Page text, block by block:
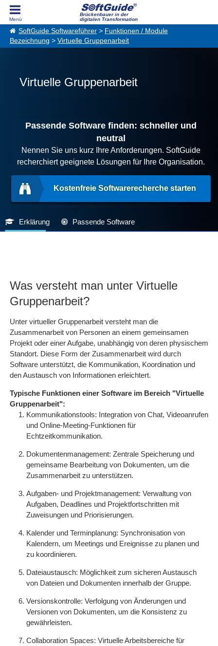
Brückenbauer in der
digitalen Transformation
SoftGuide Softwareführer > Funktionen / Module
Bezeichnung > Virtuelle Gruppenarbeit
Virtuelle Gruppenarbeit
Passende Software finden: schneller und
neutral
Nennen Sie uns kurz Ihre Anforderungen. SoftGuide
recherchiert geeignete Lösungen für Ihre Organisation.
Kostenfreie Softwarerecherche starten
Erklärung Passende Software
Was versteht man unter Virtuelle
Gruppenarbeit?
Unter virtueller Gruppenarbeit versteht man die
Zusammenarbeit von Personen an einem gemeinsamen
Projekt oder einer Aufgabe, unabhängig von deren physischem
Standort. Diese Form der Zusammenarbeit wird durch
Software unterstützt, die Kommunikation, Koordination und
den Austausch von Informationen erleichtert.
Typische Funktionen einer Software im Bereich "Virtuelle
Gruppenarbeit":
Kommunikationstools: Integration von Chat, Videoanrufen
und Online-Meeting-Funktionen für
Echtzeitkommunikation.
Dokumentenmanagement: Zentrale Speicherung und
gemeinsame Bearbeitung von Dokumenten, um die
Zusammenarbeit zu unterstützen.
Aufgaben- und Projektmanagement: Verwaltung von
Aufgaben, Deadlines und Projektfortschritten mit
Zuweisungen und Priorisierungen.
Kalender und Terminplanung: Synchronisation von
Kalendern, um Meetings und Ereignisse zu planen und
zu koordinieren.
Dateiaustausch: Möglichkeit zum sicheren Austausch
von Dateien und Dokumenten innerhalb der Gruppe.
Versionskontrolle: Verfolgung von Änderungen und
Versionen von Dokumenten, um die Konsistenz zu
gewährleisten.
Collaboration Spaces: Virtuelle Arbeitsbereiche für